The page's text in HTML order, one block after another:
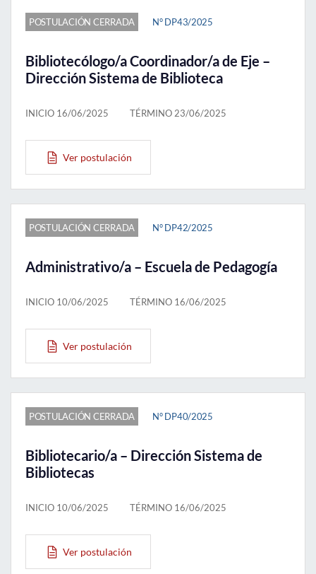
POSTULACIÓN CERRADA N° DP43/2025
Bibliotecólogo/a Coordinador/a de Eje –
Dirección Sistema de Biblioteca
INICIO 16/06/2025 TÉRMINO 23/06/2025
Ver postulación
POSTULACIÓN CERRADA N° DP42/2025
Administrativo/a – Escuela de Pedagogía
INICIO 10/06/2025 TÉRMINO 16/06/2025
Ver postulación
POSTULACIÓN CERRADA N° DP40/2025
Bibliotecario/a – Dirección Sistema de
Bibliotecas
INICIO 10/06/2025 TÉRMINO 16/06/2025
Ver postulación